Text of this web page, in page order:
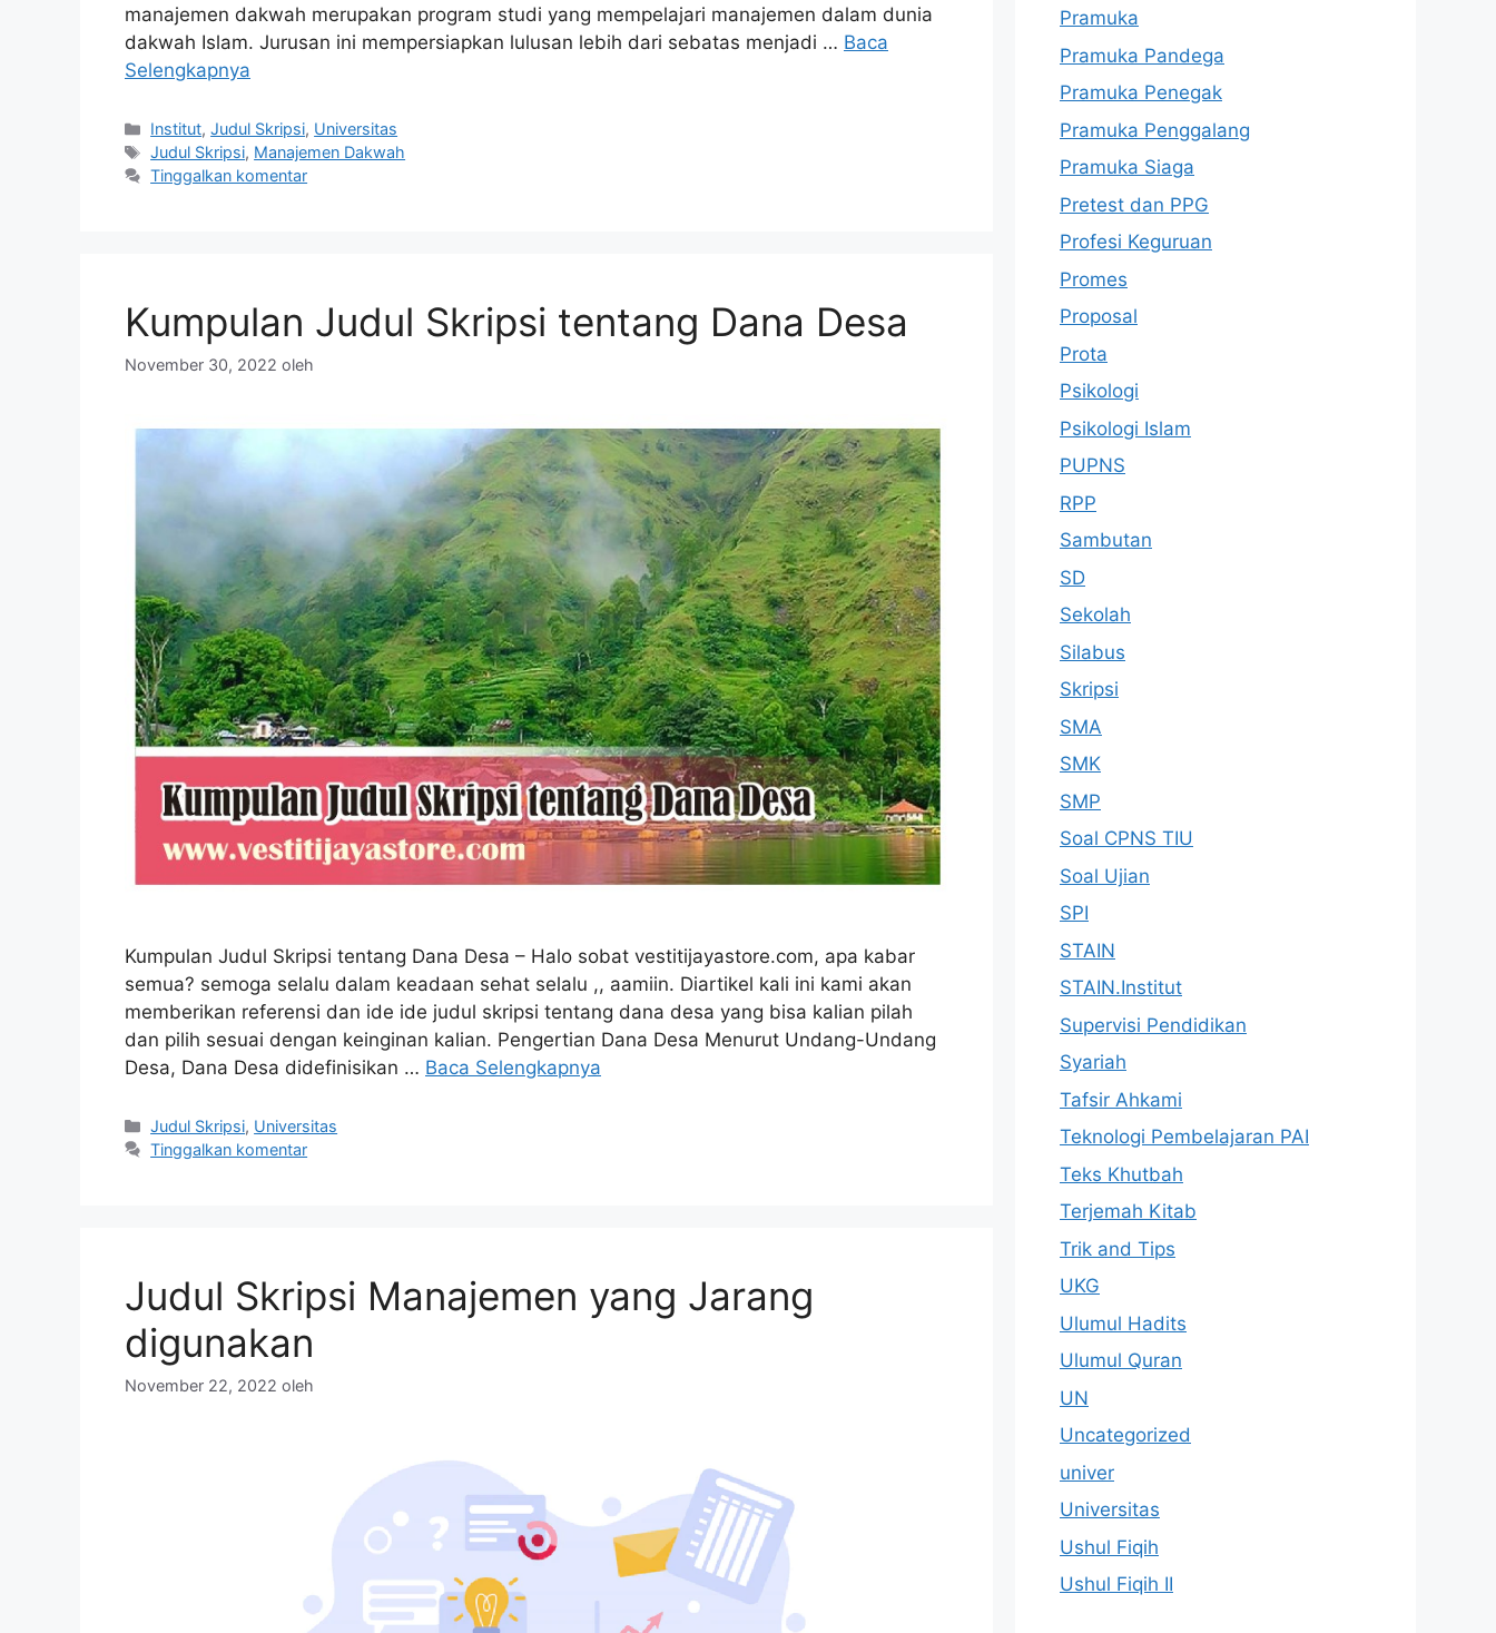
manajemen dakwah merupakan program studi yang mempelajari manajemen dalam dunia
dakwah Islam. Jurusan ini mempersiapkan lulusan lebih dari sebatas menjadi … Baca
Selengkapnya
Kategori
Institut,Judul Skripsi, Universitas
Tag
Judul Skripsi, Manajemen Dakwah
Tinggalkan komentar
Kumpulan Judul Skripsi tentang Dana Desa
November 30, 2022 oleh
Kumpulan Judul Skripsi tentang Dana Desa – Halo sobat vestitijayastore.com, apa kabar
semua? semoga selalu dalam keadaan sehat selalu ,, aamiin. Diartikel kali ini kami akan
memberikan referensi dan ide ide judul skripsi tentang dana desa yang bisa kalian pilah
dan pilih sesuai dengan keinginan kalian. Pengertian Dana Desa Menurut Undang-Undang
Desa, Dana Desa didefinisikan … Baca Selengkapnya
Kategori
Judul Skripsi, Universitas
Tinggalkan komentar
Judul Skripsi Manajemen yang Jarang
digunakan
November 22, 2022 oleh
Pramuka
Pramuka Pandega
Pramuka Penegak
Pramuka Penggalang
Pramuka Siaga
Pretest dan PPG
Profesi Keguruan
Promes
Proposal
Prota
Psikologi
Psikologi Islam
PUPNS
RPP
Sambutan
SD
Sekolah
Silabus
Skripsi
SMA
SMK
SMP
Soal CPNS TIU
Soal Ujian
SPI
STAIN
STAIN.Institut
Supervisi Pendidikan
Syariah
Tafsir Ahkami
Teknologi Pembelajaran PAI
Teks Khutbah
Terjemah Kitab
Trik and Tips
UKG
Ulumul Hadits
Ulumul Quran
UN
Uncategorized
univer
Universitas
Ushul Fiqih
Ushul Fiqih II